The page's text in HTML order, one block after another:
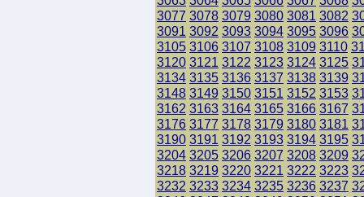
3077 3078 3079 3080 3081 3082
3091 3092 3093 3094 3095 3096
3105 3106 3107 3108 3109 3110
3120 3121 3122 3123 3124 3125
3134 3135 3136 3137 3138 3139
3148 3149 3150 3151 3152 3153
3162 3163 3164 3165 3166 3167
3176 3177 3178 3179 3180 3181
3190 3191 3192 3193 3194 3195
3204 3205 3206 3207 3208 3209
3218 3219 3220 3221 3222 3223
3232 3233 3234 3235 3236 3237